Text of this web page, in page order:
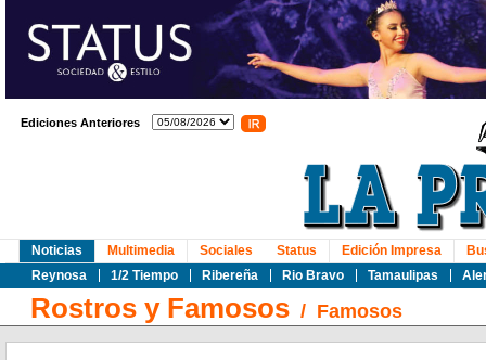
Ediciones Anteriores
Noticias
Reynosa
1/2 Tiempo Ribereña Rio Bravo Tamaulipas
Multimedia Sociales Status Edición Impresa
Rostros y Famosos / Famosos